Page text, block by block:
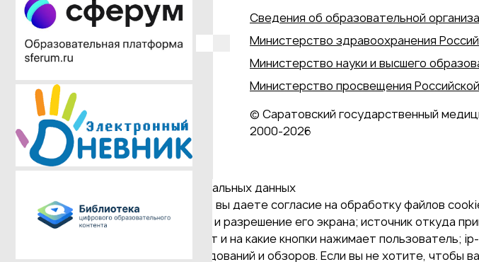
Сведения об образовательной
Министерство здравоохранения
Министерство науки и высшего
Министерство просвещения
© Саратовский государственный
2000‑2026
Даю согласие на обработку персональных данных
Продолжая использовать наш сайт, вы даете согласие на обработку файлов
и версия Браузера; тип устройства и разрешение его экрана; источник откуда
Браузер; какие страницы открывает и на какие кнопки нажимает
проведения статистических исследований и обзоров. Если вы не хотите, чтобы